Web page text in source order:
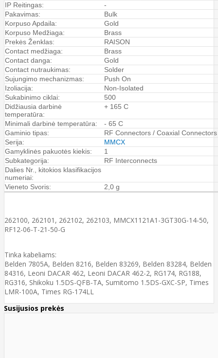
IP Reitingas:
-
Pakavimas:
Bulk
Korpuso Apdaila:
Gold
Korpuso Medžiaga:
Brass
Prekės Ženklas:
RAISON
Contact medžiaga:
Brass
Contact danga:
Gold
Contact nutraukimas:
Solder
Sujungimo mechanizmas:
Push On
Izoliacija:
Non-Isolated
Sukabinimo ciklai:
500
Didžiausia darbinė
temperatūra:
+ 165 C
Minimali darbinė temperatūra:
- 65 C
Gaminio tipas:
RF Connectors / Coaxial Connectors
Serija:
MMCX
Gamyklinės pakuotės kiekis:
1
Subkategorija:
RF Interconnects
Dalies Nr., kitokios klasifikacijos
numeriai:
Vieneto Svoris:
2,0 g
262100, 262101, 262102, 262103, MMCX1121A1-3GT30G-14-50,
RF12-06-T-21-50-G
Tinka kabeliams:
Belden 7805A, Belden 8216, Belden 83269, Belden 83284, Belden
84316, Leoni DACAR 462, Leoni DACAR 462-2, RG174, RG188,
RG316, Shikoku 1.5DS-QFB-TA, Sumitomo 1.5DS-GXC-SP, Times
LMR-100A, Times RG-174LL
Susijusios prekės